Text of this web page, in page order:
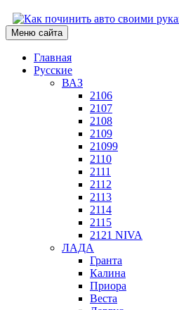
Меню сайта
Главная
Русские
ВАЗ
2106
2107
2108
2109
21099
2110
2111
2112
2113
2114
2115
2121 NIVA
ЛАДА
Гранта
Калина
Приора
Веста